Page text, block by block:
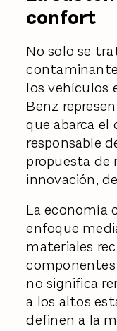
confort
No solo se
los vehículos
Benz
que abarca el
responsable
propuesta de
innovación,
La economía
enfoque
materiales
no significa
a los altos
definen a la